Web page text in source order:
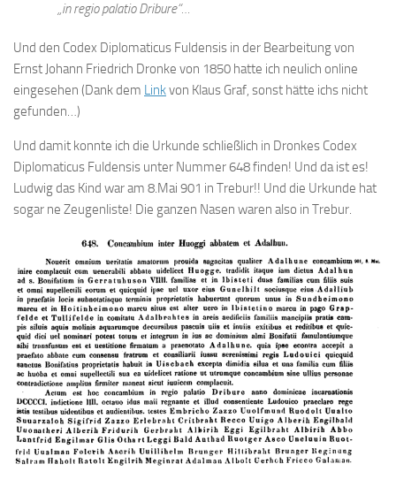
„in regio palatio Dribure“…
Und den Codex Diplomaticus Fuldensis in der Bearbeitung von
Ernst Johann Friedrich Dronke von 1850 hatte ich neulich online
eingesehen (Dank dem Linkvon Klaus Graf, sonst hätte ichs nicht
gefunden…)
Und damit konnte ich die Urkunde schließlich in Dronkes Codex
Diplomaticus Fuldensis unter Nummer 648 finden! Und da ist es!
Ludwig das Kind war am 8.Mai 901 in Trebur!! Und die Urkunde hat
sogar ne Zeugenliste! Die ganzen Nasen waren also in Trebur.